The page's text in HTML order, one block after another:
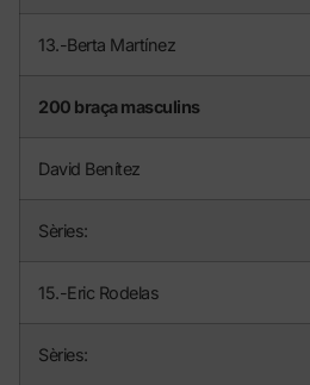
13.-Berta Martínez
200 braça masculins
David Benítez
Sèries:
15.-Eric Rodelas
Sèries: